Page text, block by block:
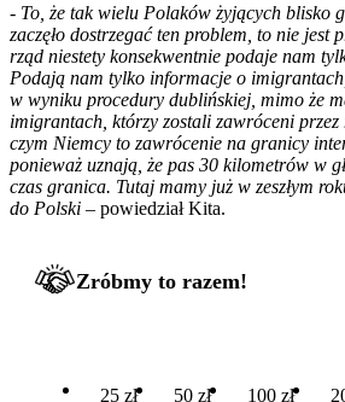
- To, że tak wielu Polaków żyjących blisko
zaczęło dostrzegać ten problem, to nie jest
rząd niestety konsekwentnie podaje nam
Podają nam tylko informacje o
w wyniku procedury dublińskiej, mimo że
imigrantach, którzy zostali zawróceni przez
czym Niemcy to zawrócenie na granicy
ponieważ uznają, że pas 30 kilometrów w
czas granica. Tutaj mamy już w zeszłym
do Polski – powiedział Kita.
Zróbmy to razem!
25 zł 50 zł 100 zł